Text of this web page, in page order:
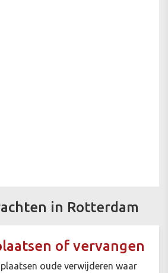
in Rotterdam
of vervangen
oude verwijderen waar